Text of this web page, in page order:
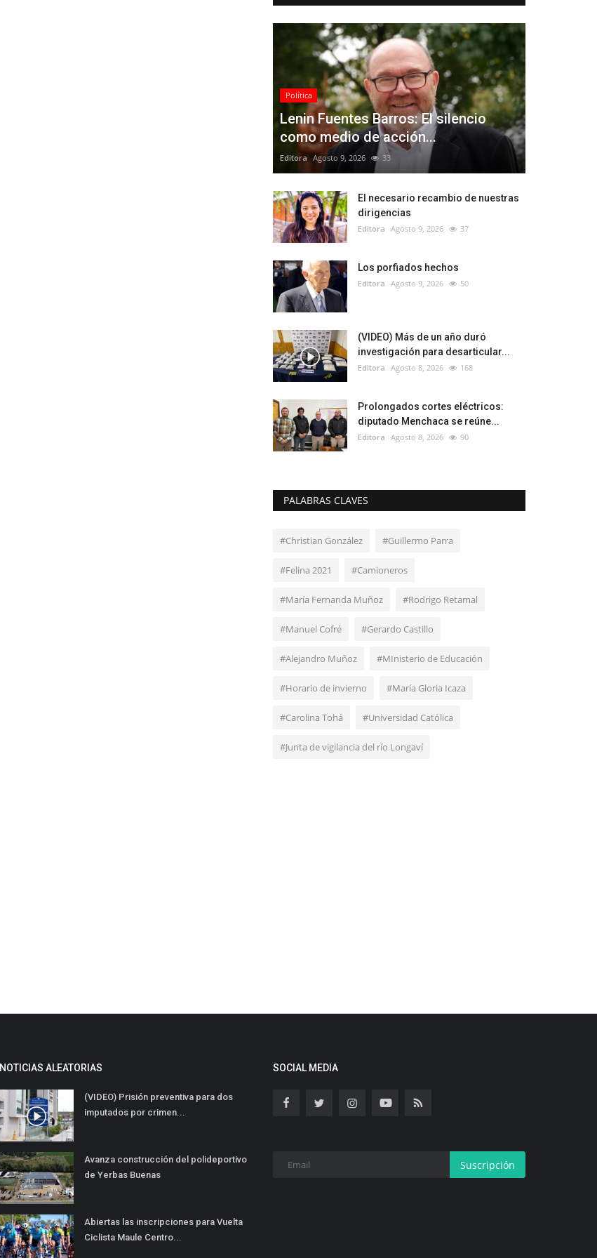
Política
Lenin Fuentes Barros: El silencio
como medio de acción...
Editora Agosto 9, 2026 33
El necesario recambio de nuestras
dirigencias
Editora Agosto 9, 2026 37
Los porfiados hechos
Editora Agosto 9, 2026 50
(VIDEO) Más de un año duró
investigación para desarticular...
Editora Agosto 8, 2026 168
Prolongados cortes eléctricos:
diputado Menchaca se reúne...
Editora Agosto 8, 2026 90
PALABRAS CLAVES
#Christian González #Guillermo Parra
#Felina 2021 #Camioneros
#María Fernanda Muñoz #Rodrigo Retamal
#Manuel Cofré #Gerardo Castillo
#Alejandro Muñoz #MInisterio de Educación
#Horario de invierno #María Gloria Icaza
#Carolina Tohá #Universidad Católica
#Junta de vigilancia del río Longaví
NOTICIAS ALEATORIAS
(VIDEO) Prisión preventiva para dos
imputados por crimen...
Avanza construcción del polideportivo
de Yerbas Buenas
Abiertas las inscripciones para Vuelta
Ciclista Maule Centro...
SOCIAL MEDIA
Suscripción